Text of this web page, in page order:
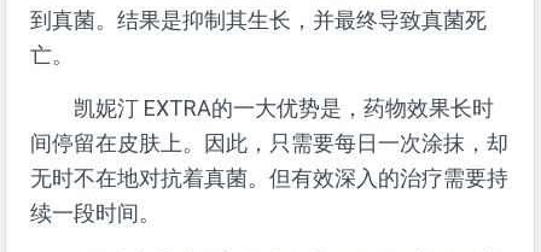
到真菌。结果是抑制其生长，并最终导致真菌死
亡。
凯妮汀 EXTRA的一大优势是，药物效果长时
间停留在皮肤上。因此，只需要每日一次涂抹，却
无时不在地对抗着真菌。但有效深入的治疗需要持
续一段时间。